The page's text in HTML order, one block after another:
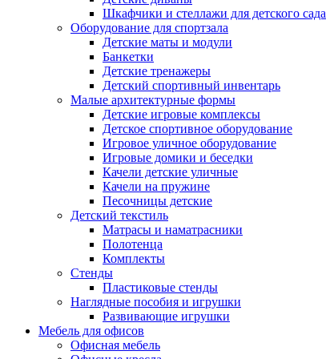
Шкафчики и стеллажи для детского сада
Оборудование для спортзала
Детские маты и модули
Банкетки
Детские тренажеры
Детский спортивный инвентарь
Малые архитектурные формы
Детские игровые комплексы
Детское спортивное оборудование
Игровое уличное оборудование
Игровые домики и беседки
Качели детские уличные
Качели на пружине
Песочницы детские
Детский текстиль
Матрасы и наматрасники
Полотенца
Комплекты
Стенды
Пластиковые стенды
Наглядные пособия и игрушки
Развивающие игрушки
Мебель для офисов
Офисная мебель